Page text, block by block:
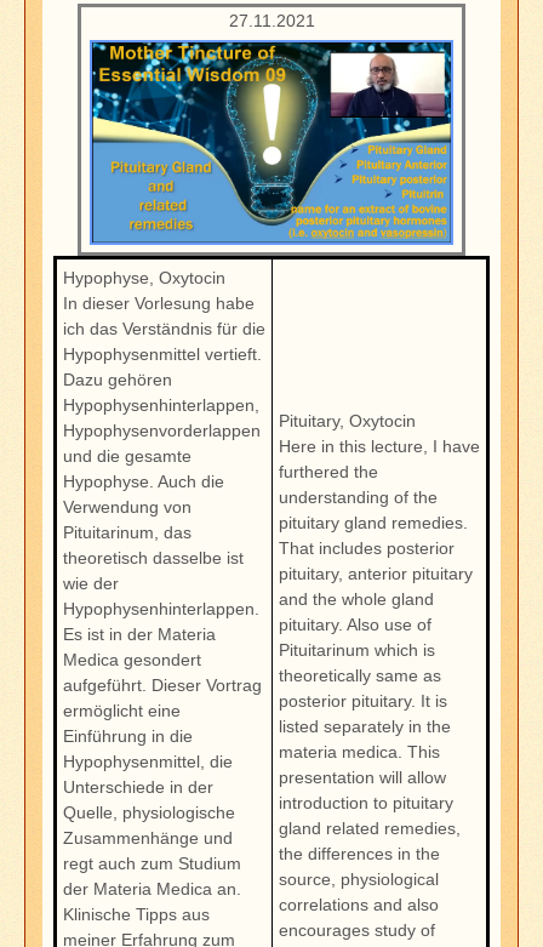
27.11.2021
Hypophyse, Oxytocin
In dieser Vorlesung habe
ich das Verständnis für die
Hypophysenmittel vertieft.
Dazu gehören
Hypophysenhinterlappen,
Hypophysenvorderlappen
und die gesamte
Hypophyse. Auch die
Verwendung von
Pituitarinum, das
theoretisch dasselbe ist
wie der
Hypophysenhinterlappen.
Es ist in der Materia
Medica gesondert
aufgeführt. Dieser Vortrag
ermöglicht eine
Einführung in die
Hypophysenmittel, die
Unterschiede in der
Quelle, physiologische
Zusammenhänge und
regt auch zum Studium
der Materia Medica an.
Klinische Tipps aus
meiner Erfahrung zum
Pituitary, Oxytocin
Here in this lecture, I have
furthered the
understanding of the
pituitary gland remedies.
That includes posterior
pituitary, anterior pituitary
and the whole gland
pituitary. Also use of
Pituitarinum which is
theoretically same as
posterior pituitary. It is
listed separately in the
materia medica. This
presentation will allow
introduction to pituitary
gland related remedies,
the differences in the
source, physiological
correlations and also
encourages study of